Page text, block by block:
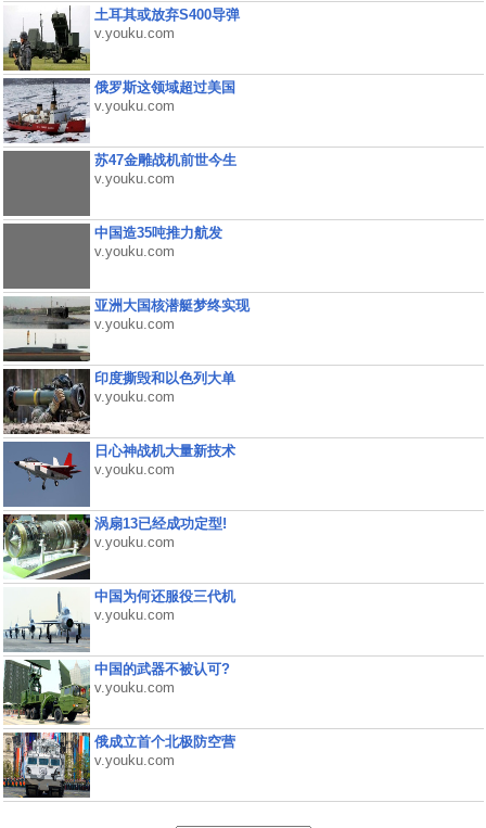
土耳其或放弃S400导弹
v.youku.com
俄罗斯这领域超过美国
v.youku.com
苏47金雕战机前世今生
v.youku.com
中国造35吨推力航发
v.youku.com
亚洲大国核潜艇梦终实现
v.youku.com
印度撕毁和以色列大单
v.youku.com
日心神战机大量新技术
v.youku.com
涡扇13已经成功定型!
v.youku.com
中国为何还服役三代机
v.youku.com
中国的武器不被认可?
v.youku.com
俄成立首个北极防空营
v.youku.com